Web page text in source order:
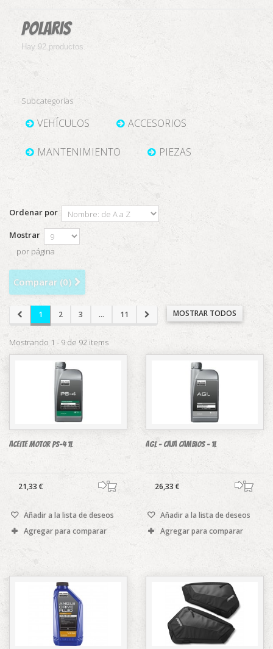
Polaris
Hay 92 productos.
Subcategorías
VEHÍCULOS ACCESORIOS
MANTENIMIENTO PIEZAS
Ordenar por
Mostrar
por página
Comparar (0)
MOSTRAR TODOS
1 2 3 ... 11
Mostrando 1 - 9 de 92 items
Aceite Motor PS-4 1L
21,33 €
Añadir a la lista de deseos
Agregar para comparar
AGL - Caja cambios - 1L
26,33 €
Añadir a la lista de deseos
Agregar para comparar